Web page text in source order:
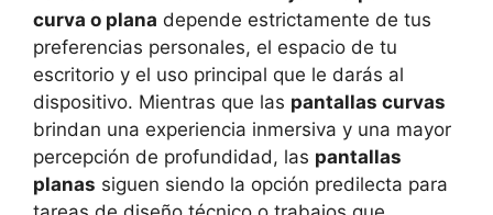
curva o plana depende estrictamente de tus
preferencias personales, el espacio de tu
escritorio y el uso principal que le darás al
dispositivo. Mientras que las pantallas curvas
brindan una experiencia inmersiva y una mayor
percepción de profundidad, las pantallas
planas siguen siendo la opción predilecta para